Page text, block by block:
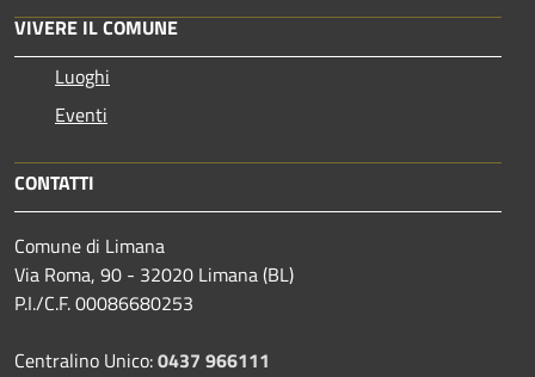
VIVERE IL COMUNE
Luoghi
Eventi
CONTATTI
Comune di Limana
Via Roma, 90 - 32020 Limana (BL)
P.I./C.F. 00086680253
Centralino Unico:0437 966111